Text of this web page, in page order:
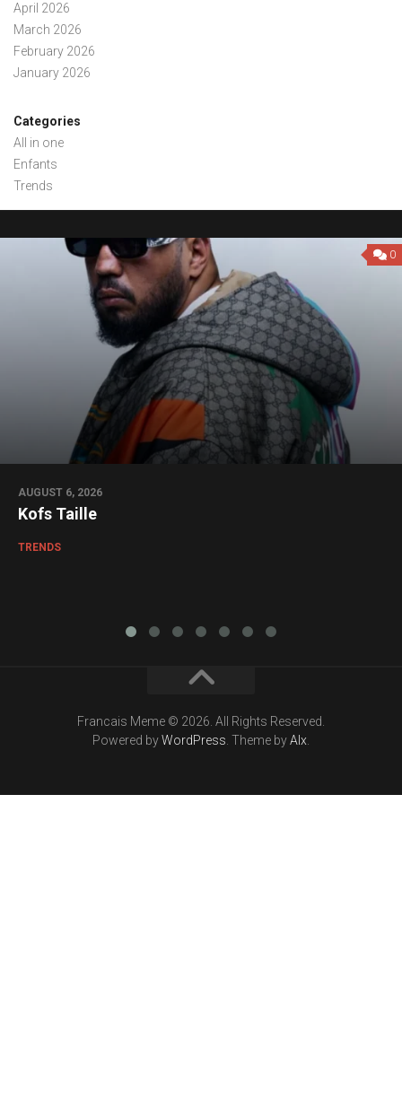
April 2026
March 2026
February 2026
January 2026
Categories
All in one
Enfants
Trends
0
AUGUST 6, 2026
Kofs Taille
TRENDS
Francais Meme © 2026. All Rights Reserved.
Powered byWordPress . Theme byAlx